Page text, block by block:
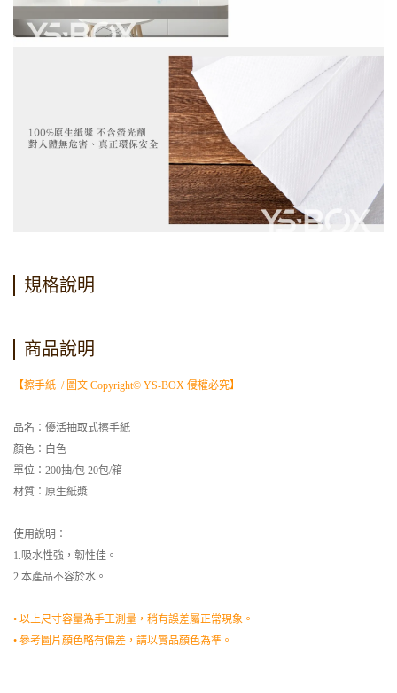
規格說明
商品說明
【擦手紙 / 圖文 Copyright© YS-BOX 侵權必究】
品名：優活抽取式擦手紙
顏色：白色
單位：200抽/包 20包/箱
材質：原生紙漿
使用說明：
1.吸水性強，韌性佳。
2.本產品不容於水。
• 以上尺寸容量為手工測量，稍有誤差屬正常現象。
• 參考圖片顏色略有偏差，請以實品顏色為準。